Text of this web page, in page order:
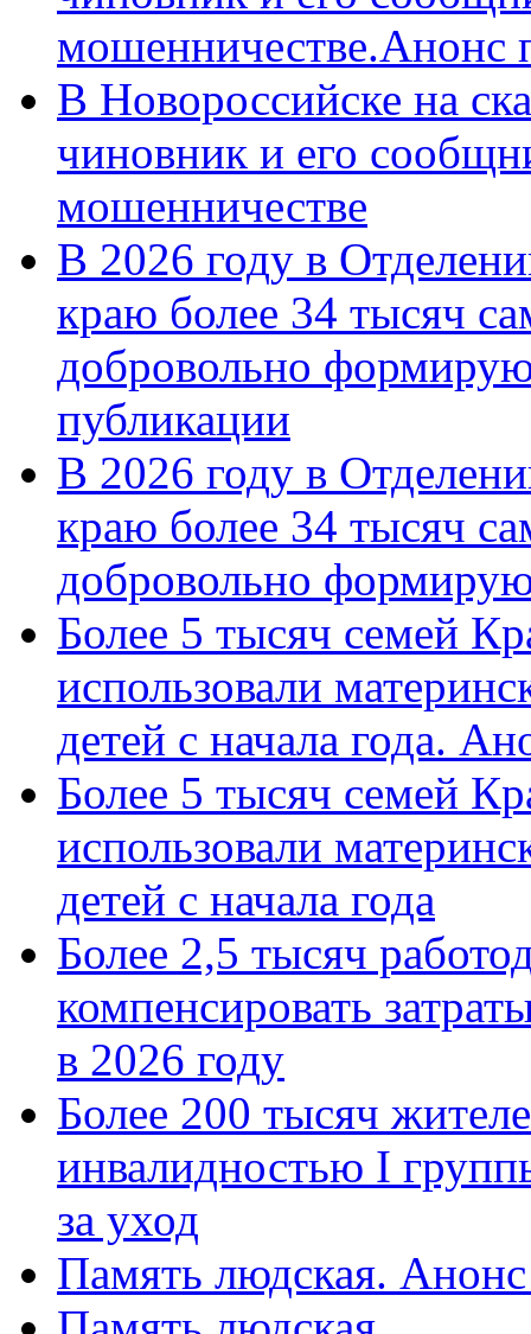
мошенничестве.Анонс
В Новороссийске на
чиновник и его
мошенничестве
В 2026 году в
краю более 34 тысяч
добровольно
публикации
В 2026 году в
краю более 34 тысяч
добровольно
Более 5 тысяч семей
использовали
детей с начала года.
Более 5 тысяч семей
использовали
детей с начала года
Более 2,5 тысяч
компенсировать
в 2026 году
Более 200 тысяч
инвалидностью I
за уход
Память людская.